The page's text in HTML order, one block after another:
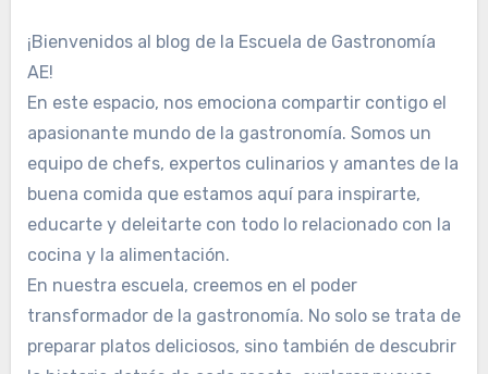
¡Bienvenidos al blog de la Escuela de Gastronomía
AE!
En este espacio, nos emociona compartir contigo el
apasionante mundo de la gastronomía. Somos un
equipo de chefs, expertos culinarios y amantes de la
buena comida que estamos aquí para inspirarte,
educarte y deleitarte con todo lo relacionado con la
cocina y la alimentación.
En nuestra escuela, creemos en el poder
transformador de la gastronomía. No solo se trata de
preparar platos deliciosos, sino también de descubrir